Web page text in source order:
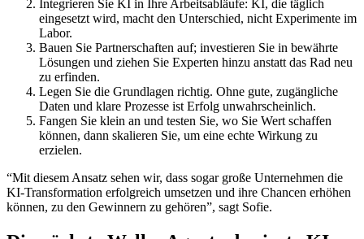
Integrieren Sie KI in Ihre Arbeitsabläufe: KI, die täglich
eingesetzt wird, macht den Unterschied, nicht Experimente im
Labor.
Bauen Sie Partnerschaften auf; investieren Sie in bewährte
Lösungen und ziehen Sie Experten hinzu anstatt das Rad neu
zu erfinden.
Legen Sie die Grundlagen richtig. Ohne gute, zugängliche
Daten und klare Prozesse ist Erfolg unwahrscheinlich.
Fangen Sie klein an und testen Sie, wo Sie Wert schaffen
können, dann skalieren Sie, um eine echte Wirkung zu
erzielen.
“Mit diesem Ansatz sehen wir, dass sogar große Unternehmen die
KI-Transformation erfolgreich umsetzen und ihre Chancen erhöhen
können, zu den Gewinnern zu gehören”, sagt Sofie.